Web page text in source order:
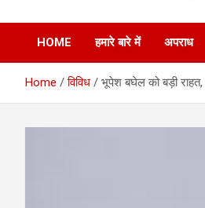
Nichod
HOME हमारे बारे में अपराध
Home विविध भूपेश बघेल को बड़ी